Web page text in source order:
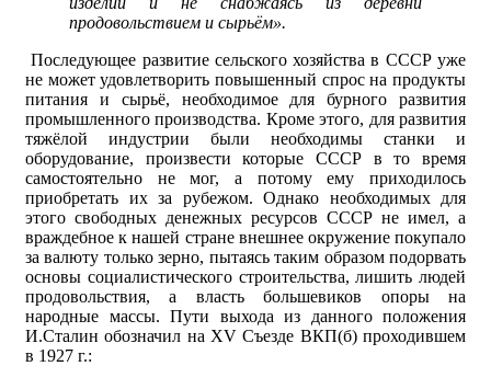
продовольствием и сырьём».
Последующее развитие сельского хозяйства в СССР уже
не может удовлетворить повышенный спрос на продукты
питания и сырьё, необходимое для бурного развития
промышленного производства. Кроме этого, для развития
тяжёлой индустрии были необходимы станки и
оборудование, произвести которые СССР в то время
самостоятельно не мог, а потому ему приходилось
приобретать их за рубежом. Однако необходимых для
этого свободных денежных ресурсов СССР не имел, а
враждебное к нашей стране внешнее окружение покупало
за валюту только зерно, пытаясь таким образом подорвать
основы социалистического строительства, лишить людей
продовольствия, а власть большевиков опоры на
народные массы. Пути выхода из данного положения
И.Сталин обозначил на XV Съезде ВКП(б) проходившем
в 1927 г.: